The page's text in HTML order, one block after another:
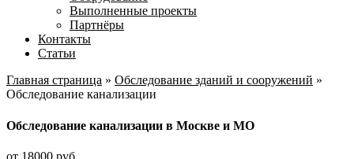
Выполненные проекты
Партнёры
Контакты
Статьи
Главная страница » Обследование зданий и сооружений »
Обследование канализации
Обследование канализации в Москве и МО
от 18000 руб